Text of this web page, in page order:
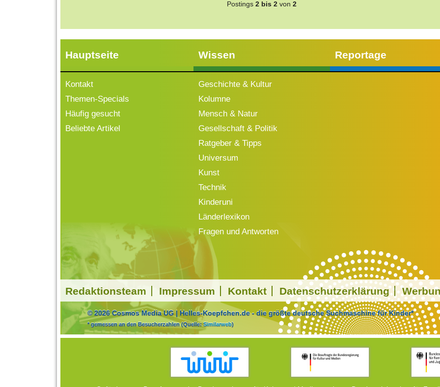
Postings 2 bis 2 von 2
Hauptseite
Kontakt
Themen-Specials
Häufig gesucht
Beliebte Artikel
Wissen
Geschichte & Kultur
Kolumne
Mensch & Natur
Gesellschaft & Politik
Ratgeber & Tipps
Universum
Kunst
Technik
Kinderuni
Länderlexikon
Fragen und Antworten
Reportage
Redaktionsteam Impressum Kontakt Datenschutzerklärung
© 2026 Cosmos Media UG | Helles-Koepfchen.de - die größte deutsche Suchmaschine für Kinder*
* gemessen an den Besucherzahlen (Quelle:Similarweb)